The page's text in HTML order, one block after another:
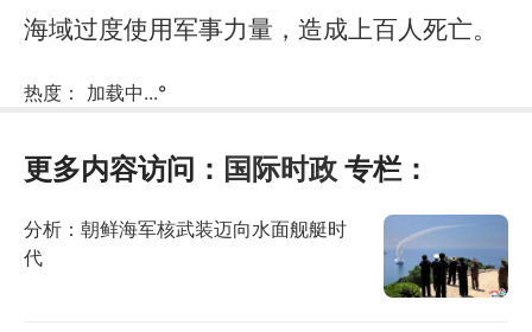
海域过度使用军事力量，造成上百人死亡。
热度： 加载中...°
更多内容访问： 国际时政 专栏：
分析：朝鲜海军核武装迈向水面舰艇时
代